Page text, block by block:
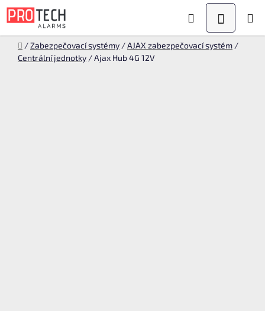
Přejít
na
Hledat
KOŠÍK
Domů
/Zabezpečovací systémy /AJAX zabezpečovací systém /
Centrální jednotky /Ajax Hub 4G 12V